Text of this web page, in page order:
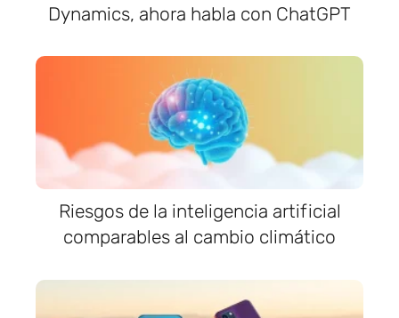
Dynamics, ahora habla con ChatGPT
Riesgos de la inteligencia artificial
comparables al cambio climático